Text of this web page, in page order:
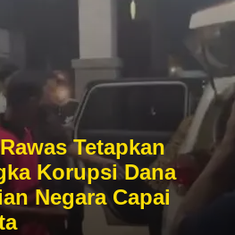
Tetapkan
Korupsi Dana
Negara Capai